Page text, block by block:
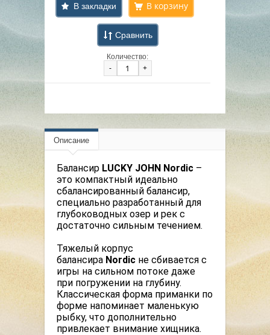
В закладки
Сравнить
Количество:
-
+
Описание
Балансир LUCKY JOHN Nordic –
это компактный идеально
сбалансированный балансир,
специально разработанный для
глубоководных озер и рек с
достаточно сильным течением.
Тяжелый корпус
балансира Nordic не сбивается с
игры на сильном потоке даже
при погружении на глубину.
Классическая форма приманки по
форме напоминает маленькую
рыбку, что дополнительно
привлекает внимание хищника.